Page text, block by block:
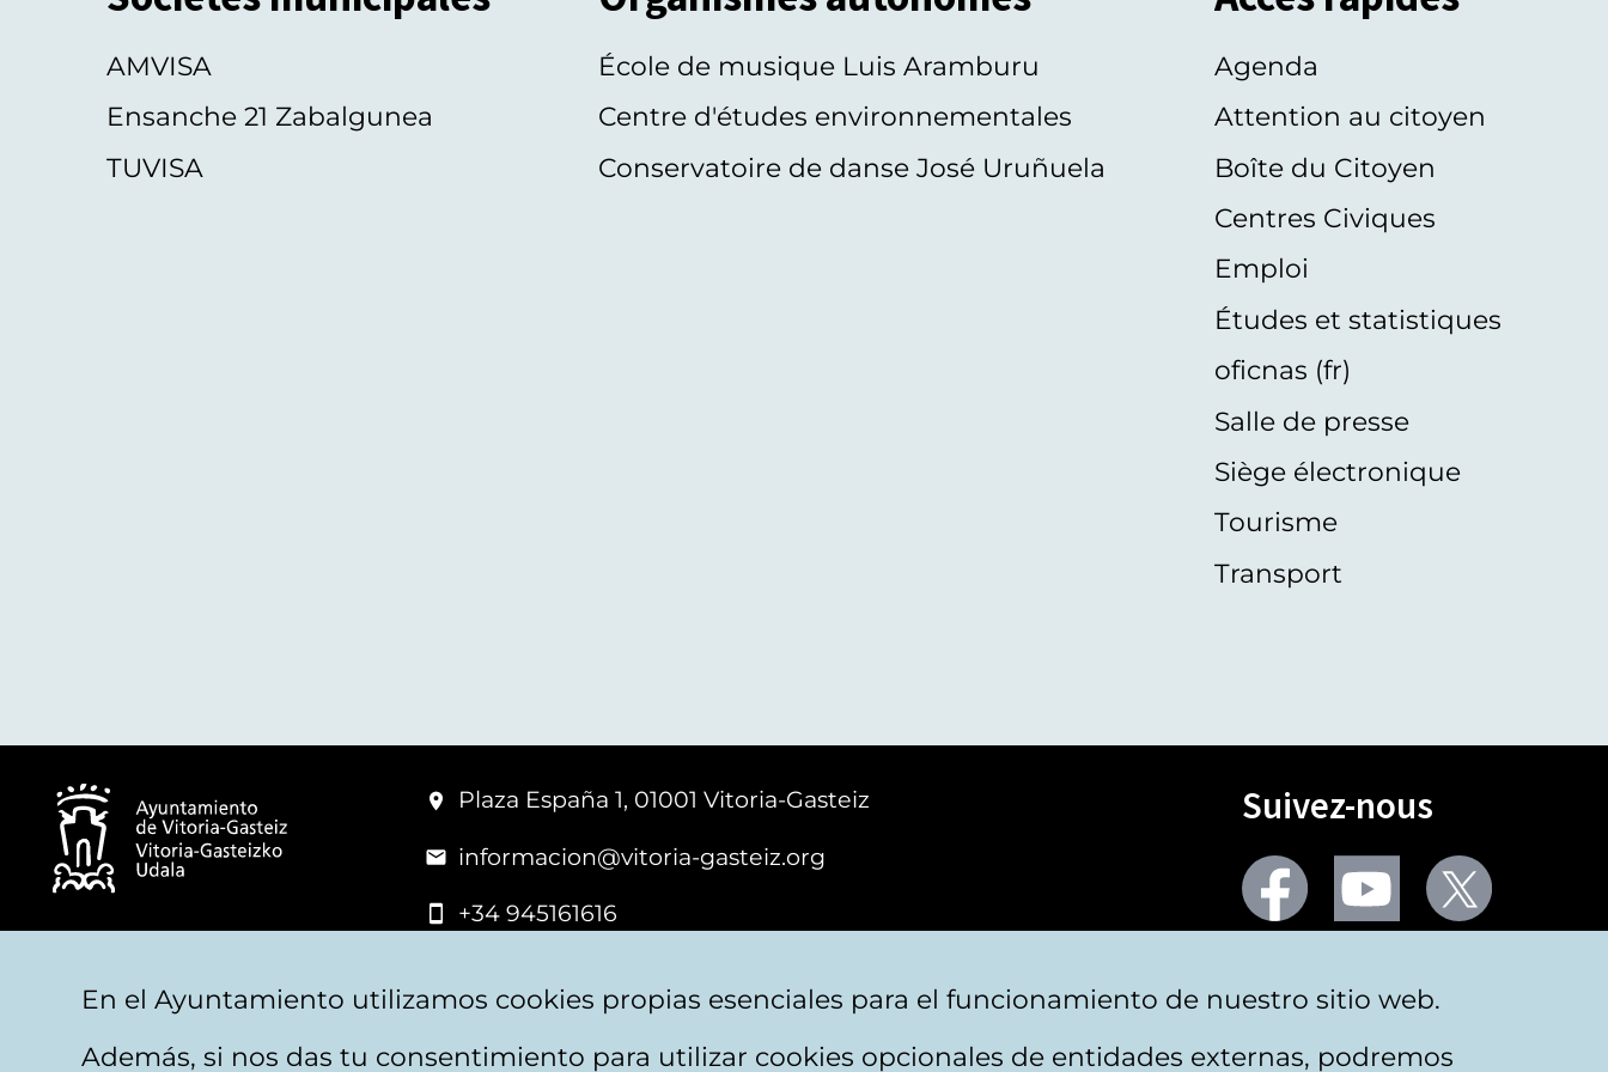
AMVISA
Ensanche 21 Zabalgunea
TUVISA
École de musique Luis Aramburu
Centre d'études environnementales
Conservatoire de danse José Uruñuela
Agenda
Attention au citoyen
Boîte du Citoyen
Centres Civiques
Emploi
Études et statistiques
oficnas (fr)
Salle de presse
Siège électronique
Tourisme
Transport
Plaza España 1, 01001 Vitoria-Gasteiz
informacion@vitoria-gasteiz.org
+34 945161616
Suivez-nous
Facebook Youtube
En el Ayuntamiento utilizamos cookies propias esenciales para el funcionamiento de nuestro sitio web.
Además, si nos das tu consentimiento para utilizar cookies opcionales de entidades externas, podremos